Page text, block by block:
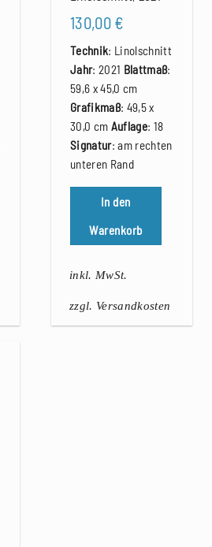
130,00 €
Technik: Linolschnitt
Jahr: 2021 Blattmaß:
59,6 x 45,0 cm
Grafikmaß: 49,5 x
30,0 cm Auflage: 18
Signatur: am rechten
unteren Rand
In den
Warenkorb
inkl. MwSt.
zzgl. Versandkosten